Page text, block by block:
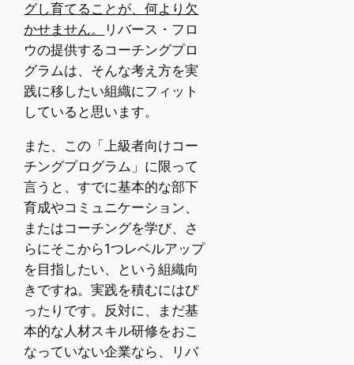
グし育てることが、何より欠
かせません。
リバース・フロ
ウの提供するコーチングプロ
グラムは、そんな考え方を実
践に移したい組織にフィット
していると思います。
また、この「上級者向けコー
チングプログラム」に限って
言うと、すでに基本的な部下
育成やコミュニケーション、
またはコーチングを学び、さ
らにそこから1つレベルアップ
を目指したい、という組織向
きですね。実践を積むにはぴ
ったりです。反対に、まだ基
本的な人材スキル研修をおこ
なっていない企業なら、リバ